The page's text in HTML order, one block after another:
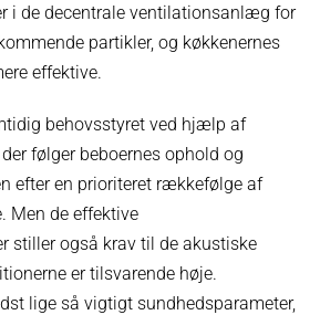
i de decentrale ventilationsanlæg for
partikler, og køkkenernes
effektive.
behovsstyret ved hjælp af
følger beboernes ophold og
efter en prioriteret rækkefølge af
Men de effektive
stiller også krav til de akustiske
er tilsvarende høje.
lige så vigtigt sundhedsparameter,